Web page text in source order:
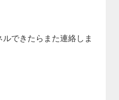
ルできたらまた連絡しま